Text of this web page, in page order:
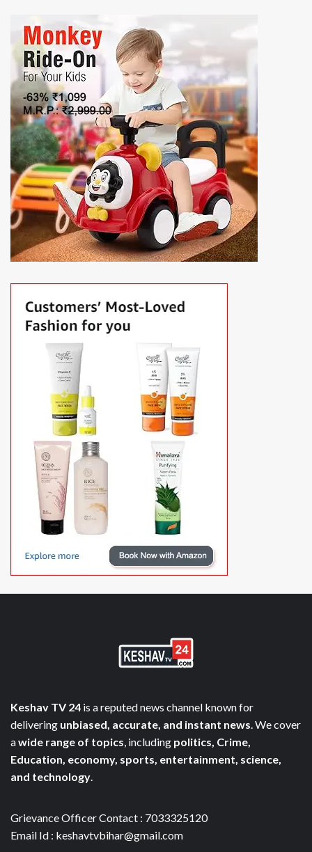
Keshav TV 24 is a reputed news channel known for
delivering unbiased, accurate, and instant news . We cover
awide range of topics , including politics, Crime,
Education, economy, sports, entertainment, science,
and technology
Grievance Officer Contact : 7033325120
Email Id : keshavtvbihar@gmail.com